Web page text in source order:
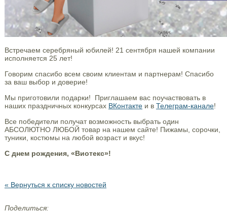
Встречаем серебряный юбилей! 21 сентября нашей компании
исполняется 25 лет!
Говорим спасибо всем своим клиентам и партнерам! Спасибо
за ваш выбор и доверие!
Мы приготовили подарки! Приглашаем вас поучаствовать в
наших праздничных конкурсах ВКонтактеи в Телеграм-канале!​​​​​​​
Все победители получат возможность выбрать один
АБСОЛЮТНО ЛЮБОЙ товар на нашем сайте! Пижамы, сорочки,
туники, костюмы на любой возраст и вкус!
С днем рождения, «Виотекс»!
« Вернуться к списку новостей
Поделиться: